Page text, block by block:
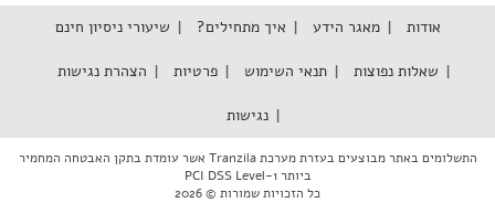
אודות מאגר הידע איך מתחילים? שיעורי ניסיון חינם
שאלות נפוצות תנאי השימוש פרטיות הצהרת נגישות
נגישות
התשלומים באתר מבוצעים בעזרת מערכת Tranzila אשר עומדת בתקן האבטחה המחמיר
ביותר PCI DSS Level-1
כל הזכויות שמורות © 2026